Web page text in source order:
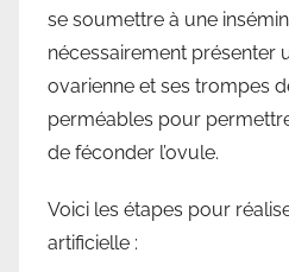
se soumettre à une
nécessairement présenter
ovarienne et ses trompes
perméables pour
de féconder l’ovule.
Voici les étapes pour
artificielle :